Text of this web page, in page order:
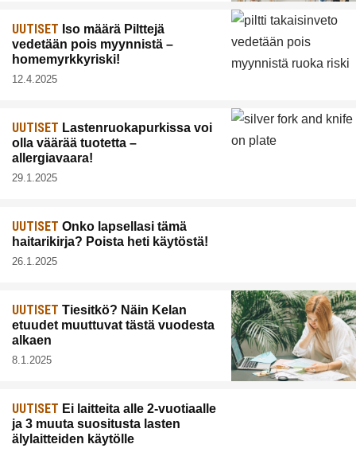
UUTISET Iso määrä Pilttejä
vedetään pois myynnistä –
homemyrkkyriski!
12.4.2025
UUTISET Lastenruokapurkissa voi
olla väärää tuotetta –
allergiavaara!
29.1.2025
UUTISET Onko lapsellasi tämä
haitarikirja? Poista heti käytöstä!
26.1.2025
UUTISET Tiesitkö? Näin Kelan
etuudet muuttuvat tästä vuodesta
alkaen
8.1.2025
UUTISET Ei laitteita alle 2-vuotiaalle
ja 3 muuta suositusta lasten
älylaitteiden käytölle